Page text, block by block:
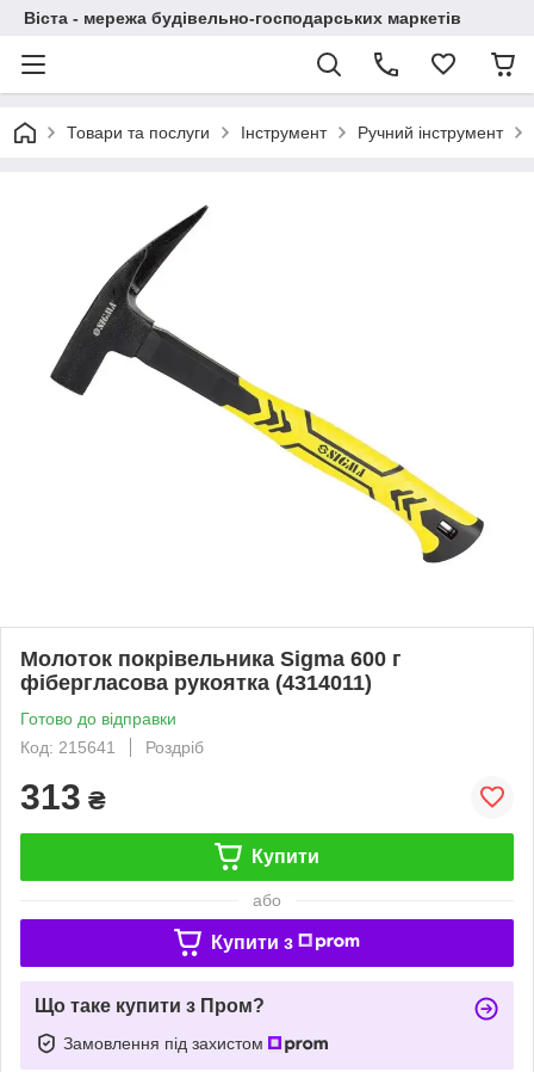
Віста - мережа будівельно-господарських маркетів
Товари та послуги Інструмент Ручний інструмент
Молоток покрівельника Sigma 600 г
фібергласова рукоятка (4314011)
Готово до відправки
Код: 215641
Роздріб
313 ₴
Купити
або
Купити з
Що таке купити з Пром?
Замовлення під захистом